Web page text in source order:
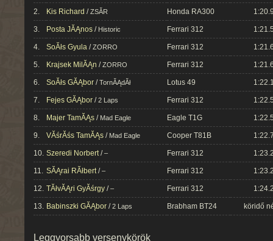
2. Kis Richard /ZSĂR Honda RA300
3. Posta JĂĄnos / Historic Ferrari 312
4. SoĂłs Gyula /ZORRO Ferrari 312
5. Krajsek MilĂĄn /ZORRO Ferrari 312
6. SoĂłs GĂĄbor /TornĂĄdĂł Lotus 49
7. Fejes GĂĄbor /2 Laps Ferrari 312
8. Majer TamĂĄs / Mad Eagle Eagle T1G
9. VĂśrĂśs TamĂĄs / Mad Eagle Cooper T81B
10. Szeredi Norbert/– Ferrari 312
11. SĂĄrai RĂłbert/– Ferrari 312
12. TĂłvĂĄri GyĂśrgy /– Ferrari 312
13. Babinszki GĂĄbor /2 Laps Brabham BT24 köridő
Leggyorsabb versenykörök